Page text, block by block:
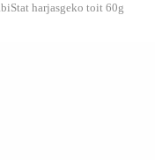
harjasgeko toit 60g